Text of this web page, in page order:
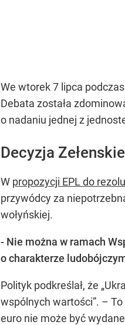
We wtorek 7 lipca
Debata została
o nadaniu jednej z
Decyzja
W propozycji EPL do
przywódcy za
wołyńskiej.
- Nie można w ramach
o charakterze
Polityk podkreślał, że
wspólnych wartości”. –
euro nie może być